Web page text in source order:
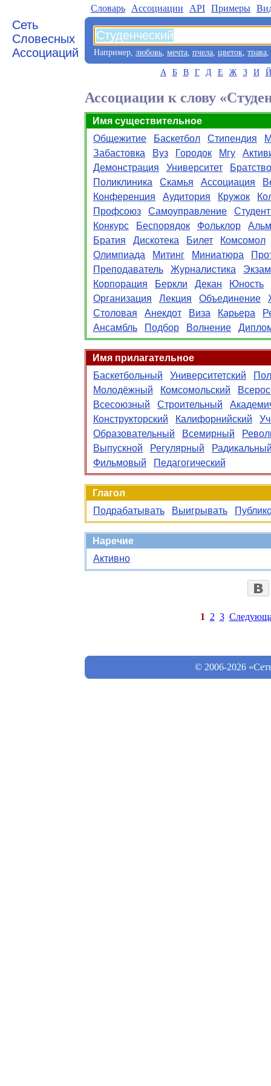
Сеть
Словесных
Ассоциаций
Словарь Aссоциации API Примеры
Например, любовь, мечта, пчела, цветок, трава,
А Б В Г Д Е Ж З И Й
Ассоциации к слову
Имя существительное
Общежитие
Баскетбол Стипендия
Забастовка
Вуз Городок Мгу
Демонстрация
Университет
Братство
Поликлиника
Скамья Ассоциация
Конференция
Аудитория Кружок
Профсоюз
Самоуправление
Конкурс
Беспорядок Фольклор
Братия
Дискотека Билет
Комсомол
Олимпиада
Митинг Миниатюра
Преподаватель
Журналистика
Корпорация
Беркли Декан
Юность
Организация
Лекция Объединение
Столовая
Анекдот Виза Карьера
Ансамбль
Подбор Волнение
Имя прилагательное
Баскетбольный
Университетский
Молодёжный
Комсомольский
Всесоюзный
Строительный
Конструкторский
Калифорнийский
Образовательный
Всемирный
Выпускной
Регулярный
Фильмовый
Педагогический
Глагол
Подрабатывать
Выигрывать
Наречие
Активно
1 2 3
© 2006-2026